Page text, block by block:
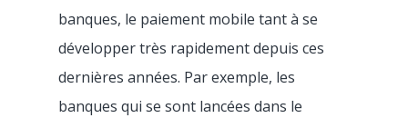
banques, le paiement mobile tant à se
développer très rapidement depuis ces
dernières années. Par exemple, les
banques qui se sont lancées dans le